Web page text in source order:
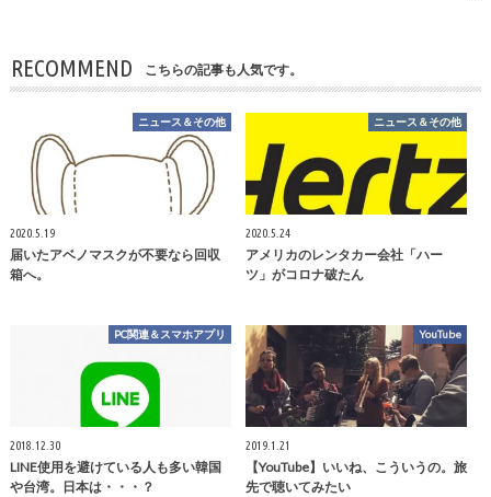
RECOMMEND こちらの記事も人気です。
ニュース＆その他
2020.5.19
届いたアベノマスクが不要なら回収
箱へ。
ニュース＆その他
2020.5.24
アメリカのレンタカー会社「ハー
ツ」がコロナ破たん
PC関連＆スマホアプリ
2018.12.30
LINE使用を避けている人も多い韓国
や台湾。日本は・・・？
YouTube
2019.1.21
【YouTube】いいね、こういうの。旅
先で聴いてみたい